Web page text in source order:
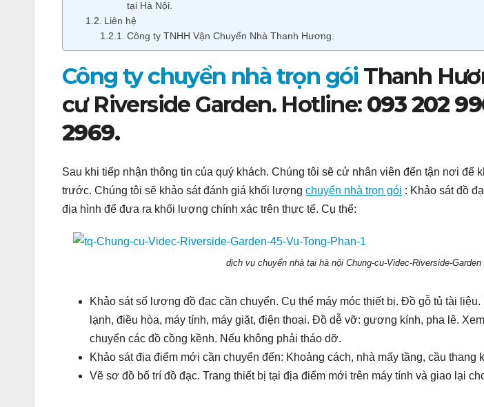
tại Hà Nội.
Liên hệ
Công ty TNHH Vận Chuyển Nhà Thanh Hương.
Công ty chuyển nhà trọn gói Thanh
cư Riverside Garden. Hotline: 093 202
2969.
Sau khi tiếp nhận thông tin của quý khách. Chúng tôi sẽ cử nhân viên đến tận nơi để
trước. Chúng tôi sẽ khảo sát đánh giá khối lượng chuyển nhà trọn gói : Khảo sát đồ
địa hình để đưa ra khối lượng chính xác trên thực tế. Cụ thể:
dịch vụ chuyển nhà tại hà nội Chung-cu-Videc-Riverside-Garden
Khảo sát số lượng đồ đạc cần chuyển. Cụ thể máy móc thiết bị. Đồ gỗ tủ tài
lạnh, điều hòa, máy tính, máy giặt, điện thoại. Đồ dễ vỡ: gương kính, pha lê.
chuyển các đồ cồng kềnh. Nếu không phải tháo dỡ.
Khảo sát địa điểm mới cần chuyển đến: Khoảng cách, nhà mấy tầng, cầu thang
Vẽ sơ đồ bố trí đồ đạc. Trang thiết bị tại địa điểm mới trên máy tính và giao lại